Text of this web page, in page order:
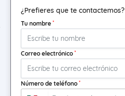
¿Prefieres que te contactemos?
Tu nombre *
Correo electrónico *
Número de teléfono *